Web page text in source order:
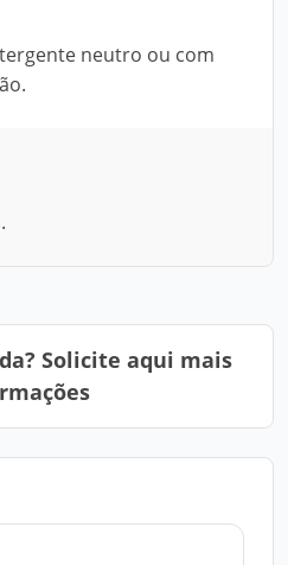
neutro ou com
Solicite aqui mais